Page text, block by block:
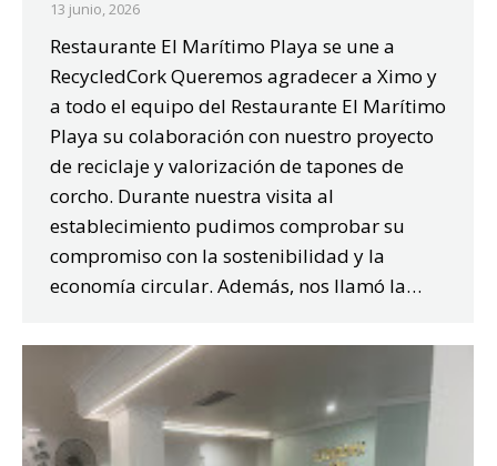
13 junio, 2026
Restaurante El Marítimo Playa se une a
RecycledCork Queremos agradecer a Ximo y
a todo el equipo del Restaurante El Marítimo
Playa su colaboración con nuestro proyecto
de reciclaje y valorización de tapones de
corcho. Durante nuestra visita al
establecimiento pudimos comprobar su
compromiso con la sostenibilidad y la
economía circular. Además, nos llamó la…